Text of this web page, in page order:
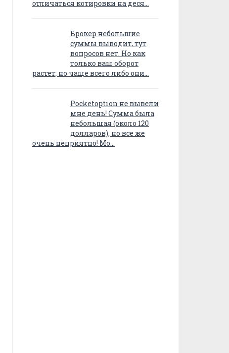
отличаться котировки на деся…
Брокер небольшие
суммы выводит, тут
вопросов нет. Но как
только ваш оборот
растет, но чаще всего либо они…
Pocketoption не вывели
мне день! Сумма была
небольшая (около 120
долларов), но все же
очень неприятно! Мо…